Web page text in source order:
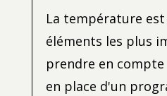
La température
éléments les plus
prendre en
en place d'un